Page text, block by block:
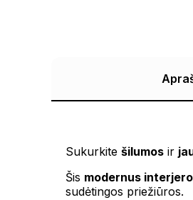
Sukurkite šilumosir
Šis modernus
sudėtingos priežiūros.